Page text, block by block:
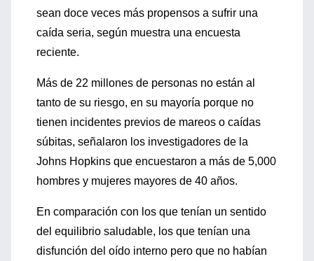
sean doce veces más propensos a sufrir una
caída seria, según muestra una encuesta
reciente.
Más de 22 millones de personas no están al
tanto de su riesgo, en su mayoría porque no
tienen incidentes previos de mareos o caídas
súbitas, señalaron los investigadores de la
Johns Hopkins que encuestaron a más de 5,000
hombres y mujeres mayores de 40 años.
En comparación con los que tenían un sentido
del equilibrio saludable, los que tenían una
disfunción del oído interno pero que no habían